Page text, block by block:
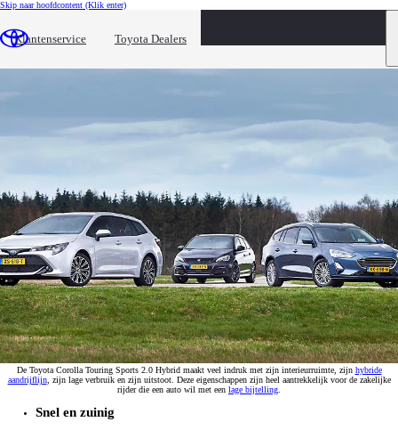
Skip naar hoofdcontent (Klik enter)
Klantenservice Toyota Dealers
Autoweek: sterke comeback Toyota Corolla
De Toyota Corolla Touring Sports 2.0 Hybrid maakt veel indruk met zijn interieurruimte, zijn hybride
aandrijflijn, zijn lage verbruik en zijn uitstoot. Deze eigenschappen zijn heel aantrekkelijk voor de zakelijke
rijder die een auto wil met een lage bijtelling
Snel en zuinig